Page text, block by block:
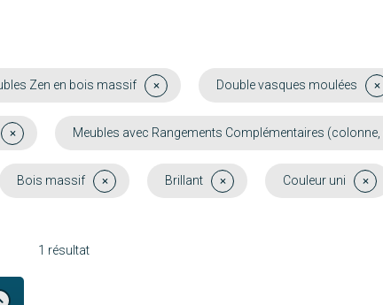
Zen en bois massif Double vasques moulées
Meubles avec Rangements Complémentaires
Bois massif Brillant Couleur uni
1 résultat